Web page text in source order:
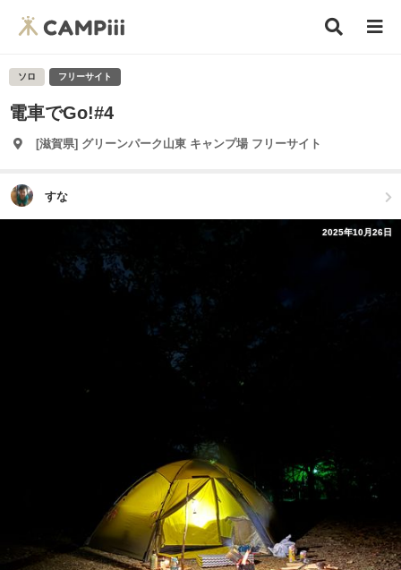
ソロ フリーサイト
電車でGo!#4
[滋賀県] グリーンパーク山東 キャンプ場 フリーサイト
すな
2025年10月26日